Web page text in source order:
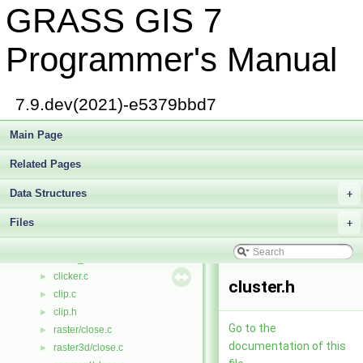
GRASS GIS 7
Programmer's Manual
7.9.dev(2021)-e5379bbd7
Main Page
Related Pages
+
Data Structures
+
Files
► change_view.c
► changeprecision.c
► check.c
chisqe.c
chisqn.c
chouse.c
► chousv.c
► chtype.c
► diglib/cindex.c
► Vlib/cindex.c
► cindex_rw.c
► clean_nodes.c
► clicker.c
► clip.c
► clip.h
► raster/close.c
► raster3d/close.c
cluster.h
Go to the
documentation of this